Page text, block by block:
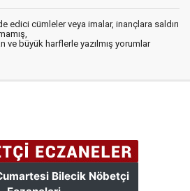
edici cümleler veya imalar, inançlara saldırı
ve büyük harflerle yazılmış yorumlar